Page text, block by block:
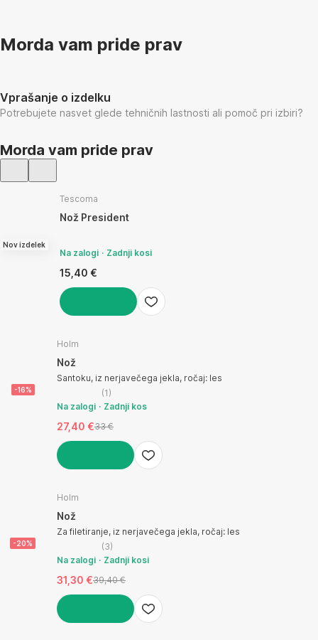
Morda vam pride prav
Vprašanje o izdelku
Potrebujete nasvet glede tehničnih lastnosti ali pomoč pri izbiri?
Morda vam pride prav
Nov izdelek
Tescoma
Nož President
Na zalogi Zadnji kosi
15,40 €
-16%
Holm
Nož
Santoku, iz nerjavečega jekla, ročaj: les
(1 )
Na zalogi
Zadnji kos
27,40 €33 €
-20%
Holm
Nož
Za filetiranje, iz nerjavečega jekla, ročaj: les
(3)
Na zalogi
Zadnji kosi
31,30 €39,40 €